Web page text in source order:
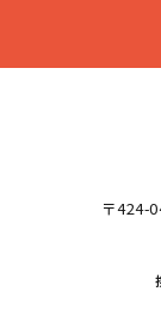
〒424-